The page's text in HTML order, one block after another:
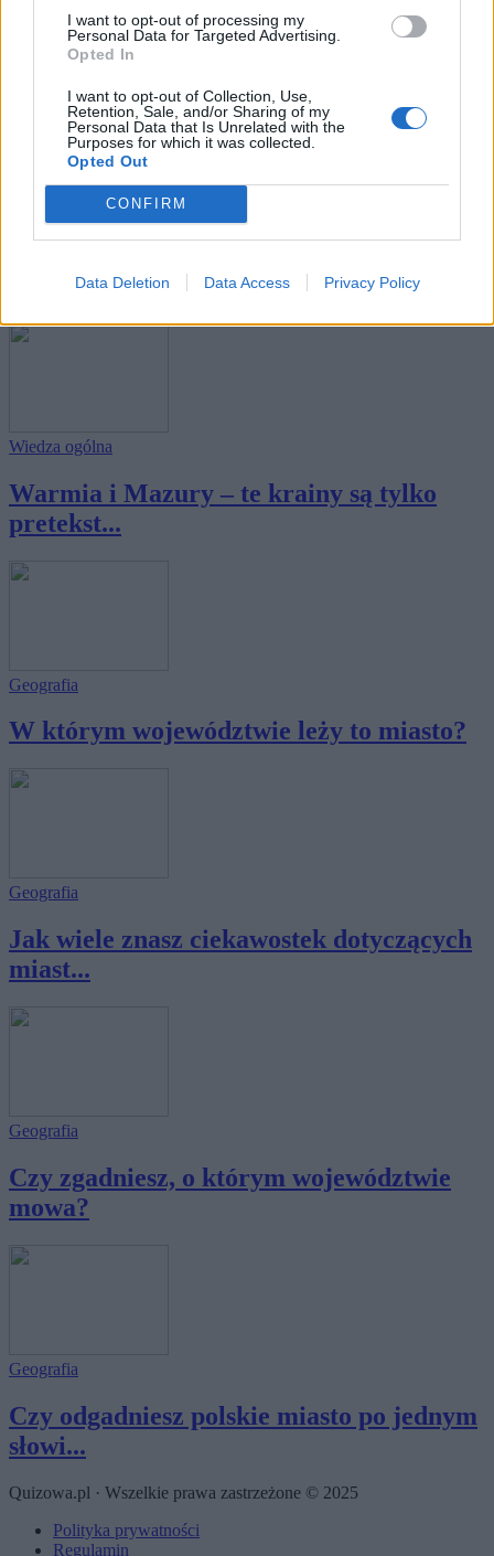
I want to opt-out of processing my
Personal Data for Targeted Advertising.
Opted In
I want to opt-out of Collection, Use,
Retention, Sale, and/or Sharing of my
Personal Data that Is Unrelated with the
Purposes for which it was collected.
Opted Out
CONFIRM
Data Deletion Data Access Privacy Policy
Górny Śląsk – ten region jest tylko
pretekste...
Wiedza ogólna
pretekste...
Wiedza ogólna
Warmia i Mazury – te krainy są tylko
pretekst...
Geografia
W którym województwie leży to miasto?
Geografia
Jak wiele znasz ciekawostek dotyczących
miast...
Geografia
Czy zgadniesz, o którym województwie
mowa?
Geografia
Czy odgadniesz polskie miasto po jednym
słowi...
Quizowa.pl · Wszelkie prawa zastrzeżone © 2025
Polityka prywatności
Regulamin